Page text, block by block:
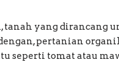
tanah yang dirancang
pertanian
seperti tomat atau